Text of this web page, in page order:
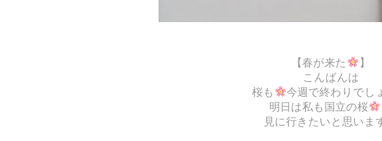
【春が来た
】
こんばんは
桜も
今週で終わりでし
明日は私も国立の桜
見に行きたいと思いま